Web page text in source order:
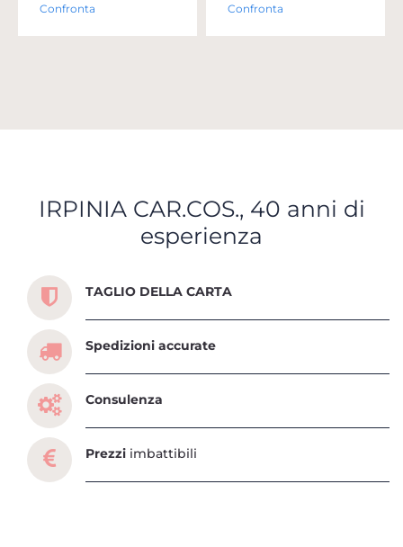
Confronta Confronta
IRPINIA CAR.COS., 40 anni di
esperienza
Scopri tutti i servizi che ti abbiamo dedicato
TAGLIO DELLA CARTA
Spedizioni accurate
Consulenza
Prezzi imbattibili